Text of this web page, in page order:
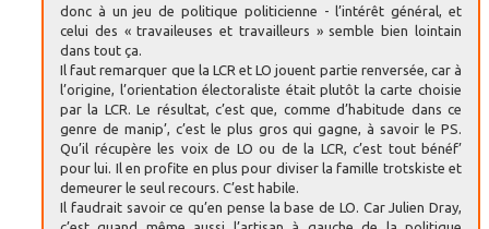
donc à un jeu de politique politicienne - l’intérêt général, et
celui des « travaileuses et travailleurs » semble bien lointain
dans tout ça.
Il faut remarquer que la LCR et LO jouent partie renversée, car à
l’origine, l’orientation électoraliste était plutôt la carte choisie
par la LCR. Le résultat, c’est que, comme d’habitude dans ce
genre de manip’, c’est le plus gros qui gagne, à savoir le PS.
Qu’il récupère les voix de LO ou de la LCR, c’est tout bénéf’
pour lui. Il en profite en plus pour diviser la famille trotskiste et
demeurer le seul recours. C’est habile.
Il faudrait savoir ce qu’en pense la base de LO. Car Julien Dray,